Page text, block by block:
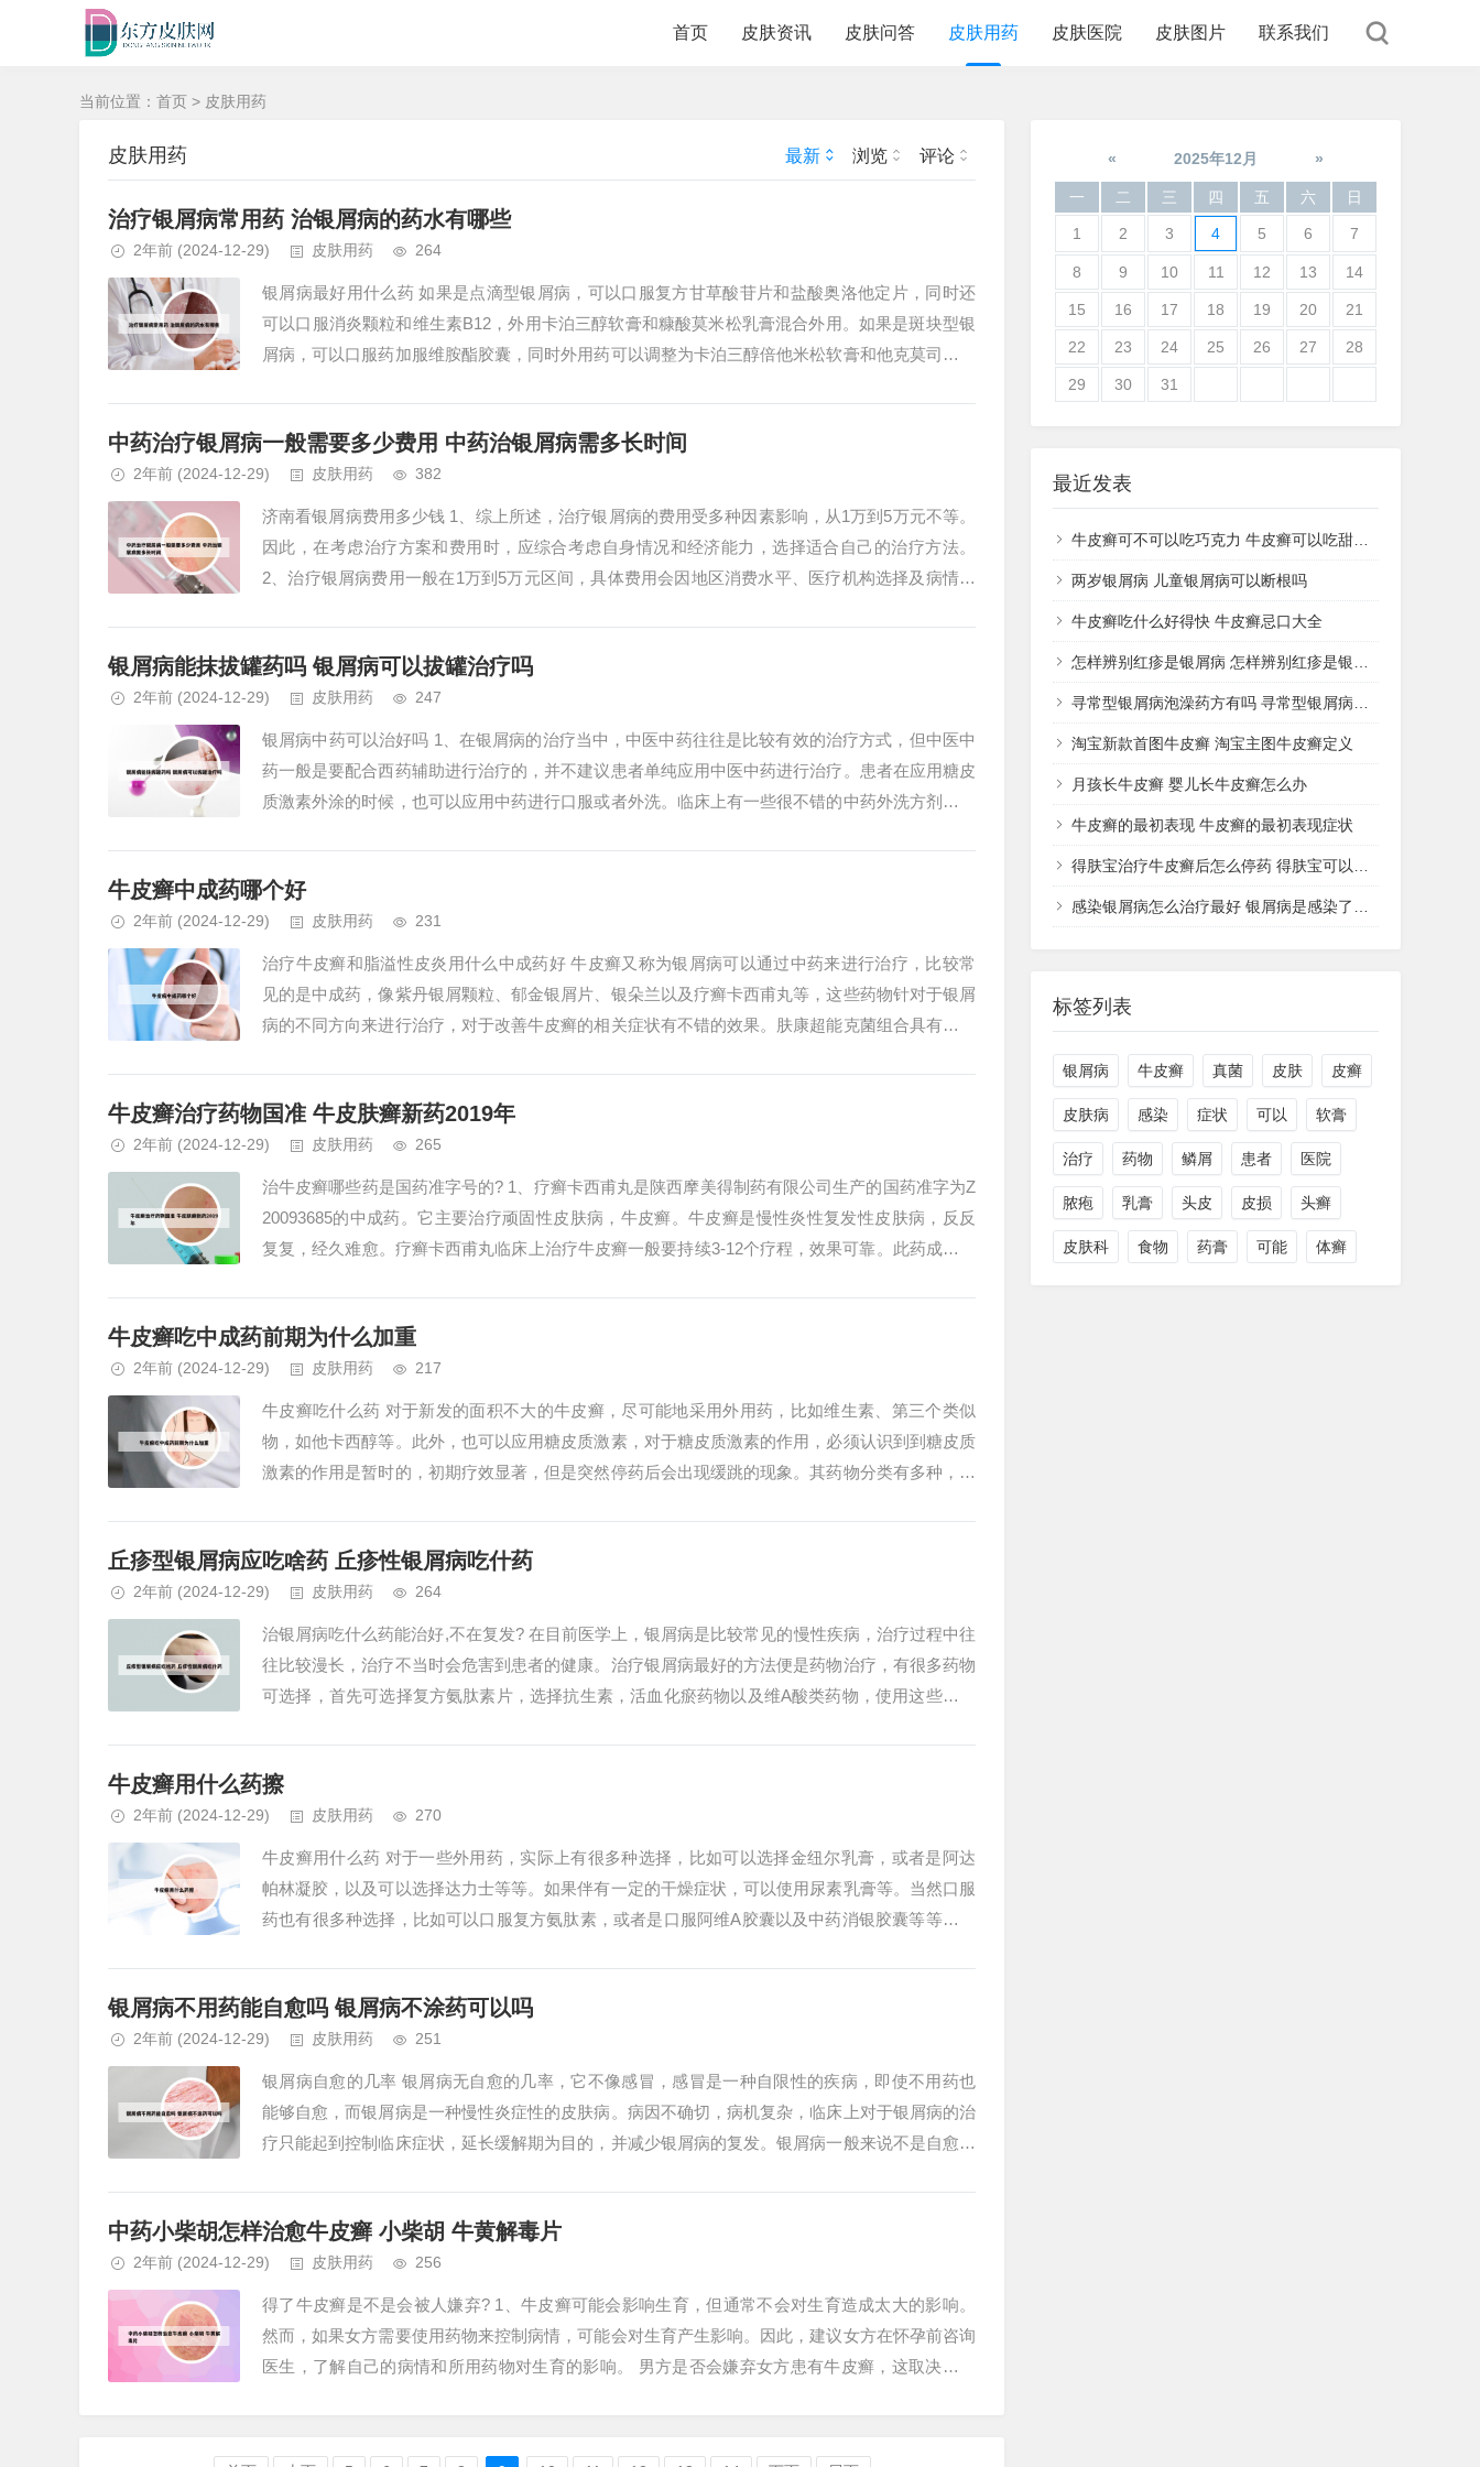
首页 皮肤资讯 皮肤问答 皮肤用药 皮肤医院 皮肤图片 联系我们
当前位置： 首页 > 皮肤用药
皮肤用药 最新 浏览 评论
治疗银屑病常用药 治银屑病的药水有哪些
2年前 (2024-12-29) 皮肤用药 264
银屑病最好用什么药 如果是点滴型银屑病，可以口服复方甘草酸苷片和盐酸奥洛他定片，同时还
可以口服消炎颗粒和维生素B12，外用卡泊三醇软膏和糠酸莫米松乳膏混合外用。如果是斑块型银
屑病，可以口服药加服维胺酯胶囊，同时外用药可以调整为卡泊三醇倍他米松软膏和他克莫司软膏
中药治疗银屑病一般需要多少费用 中药治银屑病需多长时间
2年前 (2024-12-29) 皮肤用药 382
济南看银屑病费用多少钱 1、综上所述，治疗银屑病的费用受多种因素影响，从1万到5万元不等。
因此，在考虑治疗方案和费用时，应综合考虑自身情况和经济能力，选择适合自己的治疗方法。
2、治疗银屑病费用一般在1万到5万元区间，具体费用会因地区消费水平、医疗机构选择及病情严
银屑病能抹拔罐药吗 银屑病可以拔罐治疗吗
2年前 (2024-12-29) 皮肤用药 247
银屑病中药可以治好吗 1、在银屑病的治疗当中，中医中药往往是比较有效的治疗方式，但中医中
药一般是要配合西药辅助进行治疗的，并不建议患者单纯应用中医中药进行治疗。患者在应用糖皮
质激素外涂的时候，也可以应用中药进行口服或者外洗。临床上有一些很不错的中药外洗方剂，是
牛皮癣中成药哪个好
2年前 (2024-12-29) 皮肤用药 231
治疗牛皮癣和脂溢性皮炎用什么中成药好 牛皮癣又称为银屑病可以通过中药来进行治疗，比较常
见的是中成药，像紫丹银屑颗粒、郁金银屑片、银朵兰以及疗癣卡西甫丸等，这些药物针对于银屑
病的不同方向来进行治疗，对于改善牛皮癣的相关症状有不错的效果。肤康超能克菌组合具有广泛
牛皮癣治疗药物国准 牛皮肤癣新药2019年
2年前 (2024-12-29) 皮肤用药 265
治牛皮癣哪些药是国药准字号的? 1、疗癣卡西甫丸是陕西摩美得制药有限公司生产的国药准字为Z
20093685的中成药。它主要治疗顽固性皮肤病，牛皮癣。牛皮癣是慢性炎性复发性皮肤病，反反
复复，经久难愈。疗癣卡西甫丸临床上治疗牛皮癣一般要持续3-12个疗程，效果可靠。此药成分黄
牛皮癣吃中成药前期为什么加重
2年前 (2024-12-29) 皮肤用药 217
牛皮癣吃什么药 对于新发的面积不大的牛皮癣，尽可能地采用外用药，比如维生素、第三个类似
物，如他卡西醇等。此外，也可以应用糖皮质激素，对于糖皮质激素的作用，必须认识到到糖皮质
激素的作用是暂时的，初期疗效显著，但是突然停药后会出现缓跳的现象。其药物分类有多种，维
丘疹型银屑病应吃啥药 丘疹性银屑病吃什药
2年前 (2024-12-29) 皮肤用药 264
治银屑病吃什么药能治好,不在复发? 在目前医学上，银屑病是比较常见的慢性疾病，治疗过程中往
往比较漫长，治疗不当时会危害到患者的健康。治疗银屑病最好的方法便是药物治疗，有很多药物
可选择，首先可选择复方氨肽素片，选择抗生素，活血化瘀药物以及维A酸类药物，使用这些药物
牛皮癣用什么药擦
2年前 (2024-12-29) 皮肤用药 270
牛皮癣用什么药 对于一些外用药，实际上有很多种选择，比如可以选择金纽尔乳膏，或者是阿达
帕林凝胶，以及可以选择达力士等等。如果伴有一定的干燥症状，可以使用尿素乳膏等。当然口服
药也有很多种选择，比如可以口服复方氨肽素，或者是口服阿维A胶囊以及中药消银胶囊等等。牛
银屑病不用药能自愈吗 银屑病不涂药可以吗
2年前 (2024-12-29) 皮肤用药 251
银屑病自愈的几率 银屑病无自愈的几率，它不像感冒，感冒是一种自限性的疾病，即使不用药也
能够自愈，而银屑病是一种慢性炎症性的皮肤病。病因不确切，病机复杂，临床上对于银屑病的治
疗只能起到控制临床症状，延长缓解期为目的，并减少银屑病的复发。银屑病一般来说不是自愈性
中药小柴胡怎样治愈牛皮癣 小柴胡 牛黄解毒片
2年前 (2024-12-29) 皮肤用药 256
得了牛皮癣是不是会被人嫌弃? 1、牛皮癣可能会影响生育，但通常不会对生育造成太大的影响。
然而，如果女方需要使用药物来控制病情，可能会对生育产生影响。因此，建议女方在怀孕前咨询
医生，了解自己的病情和所用药物对生育的影响。 男方是否会嫌弃女方患有牛皮癣，这取决于男
« 2025年12月 »
一 二 三 四 五 六 日
1 2 3 4 5 6 7
8 9 10 11 12 13 14
15 16 17 18 19 20 21
22 23 24 25 26 27 28
29 30 31
最近发表
牛皮癣可不可以吃巧克力 牛皮癣可以吃甜品吗
两岁银屑病 儿童银屑病可以断根吗
牛皮癣吃什么好得快 牛皮癣忌口大全
怎样辨别红疹是银屑病 怎样辨别红疹是银屑病还是湿疹
寻常型银屑病泡澡药方有吗 寻常型银屑病用什么药洗
淘宝新款首图牛皮癣 淘宝主图牛皮癣定义
月孩长牛皮癣 婴儿长牛皮癣怎么办
牛皮癣的最初表现 牛皮癣的最初表现症状
得肤宝治疗牛皮癣后怎么停药 得肤宝可以治疗湿疹吗
感染银屑病怎么治疗最好 银屑病是感染了什么病菌
标签列表
银屑病 牛皮癣 真菌 皮肤 皮癣
皮肤病 感染 症状 可以 软膏
治疗 药物 鳞屑 患者 医院
脓疱 乳膏 头皮 皮损 头癣
皮肤科 食物 药膏 可能 体癣